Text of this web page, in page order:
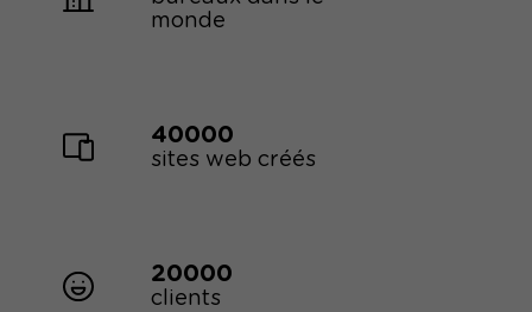
monde
40000
sites web créés
20000
clients